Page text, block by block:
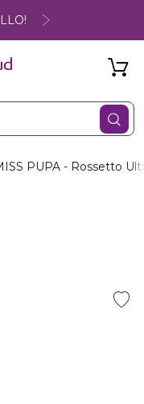
PUPA - Rossetto